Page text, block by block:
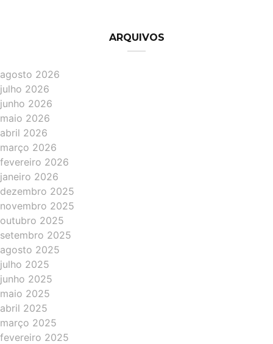
ARQUIVOS
agosto 2026
julho 2026
junho 2026
maio 2026
abril 2026
março 2026
fevereiro 2026
janeiro 2026
dezembro 2025
novembro 2025
outubro 2025
setembro 2025
agosto 2025
julho 2025
junho 2025
maio 2025
abril 2025
março 2025
fevereiro 2025